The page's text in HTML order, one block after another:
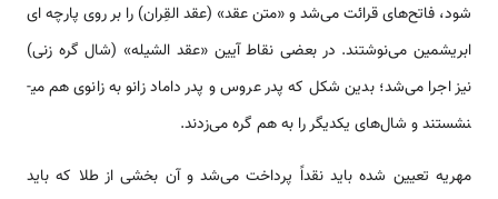
شود، فاتح‌‌‌‌‌‌‌‌‌‌‌‌‌‌‌‌‌‌های قرائت ‌‌‌‌‌‌‌‌‌‌‌می‌شد و «متن عقد» (عقد القِران) را بر روی پارچه ای
ابریشمین ‌‌‌‌‌می‌نوشتند. در بعضی نقاط آیین «عقد الشیله» (شال گره زنی)
نیز اجرا ‌‌‌‌‌‌‌‌‌‌‌می‌شد؛ بدین شکل که پدر عروس و پدر داماد زانو به زانوی هم می­
نشستند و شال‌‌‌‌‌‌‌‌‌‌‌‌‌‌های یکدیگر را به هم گره ‌‌‌‌‌می‌زدند.
مهریه تعیین شده باید نقداً پرداخت ‌‌‌‌‌‌‌‌‌‌‌می‌شد و آن بخشی از طلا که باید